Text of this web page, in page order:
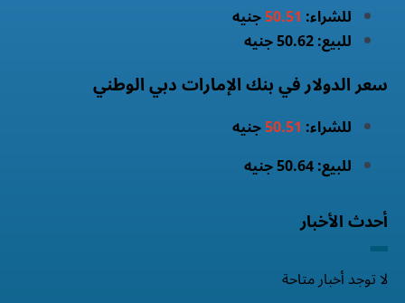
للشراء: 50.51جنيه
للبيع: 50.62 جنيه
سعر الدولار في بنك الإمارات دبي الوطني
للشراء: 50.51جنيه
للبيع: 50.64 جنيه
أحدث الأخبار
لا توجد أخبار متاحة